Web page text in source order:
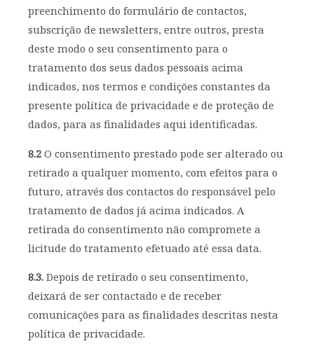
preenchimento do formulário de contactos,
subscrição de newsletters, entre outros, presta
deste modo o seu consentimento para o
tratamento dos seus dados pessoais acima
indicados, nos termos e condições constantes da
presente política de privacidade e de proteção de
dados, para as finalidades aqui identificadas.
8.2 O consentimento prestado pode ser alterado ou
retirado a qualquer momento, com efeitos para o
futuro, através dos contactos do responsável pelo
tratamento de dados já acima indicados. A
retirada do consentimento não compromete a
licitude do tratamento efetuado até essa data.
8.3. Depois de retirado o seu consentimento,
deixará de ser contactado e de receber
comunicações para as finalidades descritas nesta
política de privacidade.